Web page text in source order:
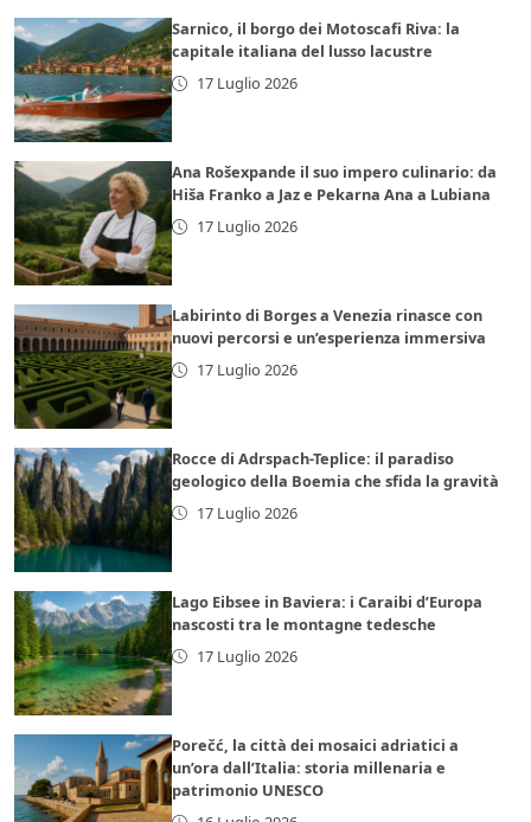
Sarnico, il borgo dei Motoscafi Riva: la
capitale italiana del lusso lacustre
17 Luglio 2026
Ana Rošexpande il suo impero culinario: da
Hiša Franko a Jaz e Pekarna Ana a Lubiana
17 Luglio 2026
Labirinto di Borges a Venezia rinasce con
nuovi percorsi e un’esperienza immersiva
17 Luglio 2026
Rocce di Adrspach-Teplice: il paradiso
geologico della Boemia che sfida la gravità
17 Luglio 2026
Lago Eibsee in Baviera: i Caraibi d’Europa
nascosti tra le montagne tedesche
17 Luglio 2026
Porečć, la città dei mosaici adriatici a
un’ora dall’Italia: storia millenaria e
patrimonio UNESCO